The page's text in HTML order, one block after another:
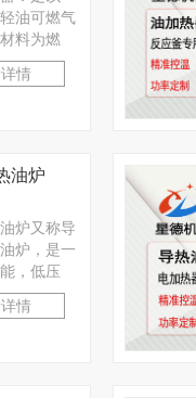
油可燃气
料为燃
热载体。
强制液相
情
油炉
炉又称导
炉，是一
，低压
低压力）
热能的特
情